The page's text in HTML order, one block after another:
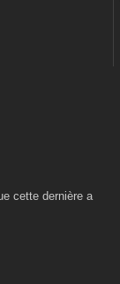
cette dernière a